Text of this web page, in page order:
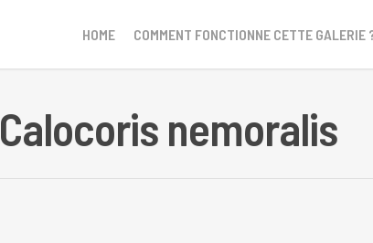
HOME COMMENT FONCTIONNE CETTE GALERIE
Calocoris nemoralis